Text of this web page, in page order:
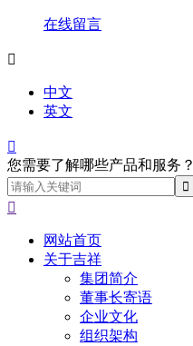
在线留言

中文
英文

您需要了解哪些产品和服务？

网站首页
关于吉祥
集团简介
董事长寄语
企业文化
组织架构